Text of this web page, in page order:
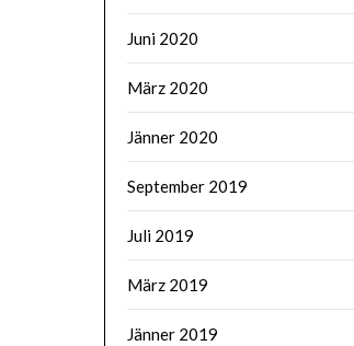
Juni 2020
März 2020
Jänner 2020
September 2019
Juli 2019
März 2019
Jänner 2019